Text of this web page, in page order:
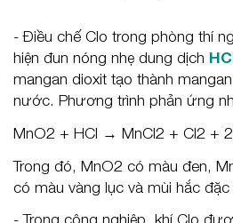
- Điều chế Clo trong phòng thí
hiện đun nóng nhẹ dung dịch
mangan dioxit tạo thành
nước. Phương trình phản ứng
MnO2 + HCl → MnCl2 + Cl2 +
Trong đó, MnO2 có màu đen,
có màu vàng lục và mùi hắc